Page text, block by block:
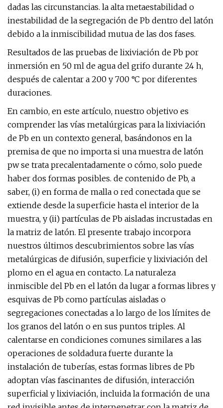
dadas las circunstancias. la alta metaestabilidad o
inestabilidad de la segregación de Pb dentro del latón
debido a la inmiscibilidad mutua de las dos fases.
Resultados de las pruebas de lixiviación de Pb por
inmersión en 50 ml de agua del grifo durante 24 h,
después de calentar a 200 y 700 °C por diferentes
duraciones.
En cambio, en este artículo, nuestro objetivo es
comprender las vías metalúrgicas para la lixiviación
de Pb en un contexto general, basándonos en la
premisa de que no importa si una muestra de latón
pw se trata precalentadamente o cómo, solo puede
haber dos formas posibles. de contenido de Pb, a
saber, (i) en forma de malla o red conectada que se
extiende desde la superficie hasta el interior de la
muestra, y (ii) partículas de Pb aisladas incrustadas en
la matriz de latón. El presente trabajo incorpora
nuestros últimos descubrimientos sobre las vías
metalúrgicas de difusión, superficie y lixiviación del
plomo en el agua en contacto. La naturaleza
inmiscible del Pb en el latón da lugar a formas libres y
esquivas de Pb como partículas aisladas o
segregaciones conectadas a lo largo de los límites de
los granos del latón o en sus puntos triples. Al
calentarse en condiciones comunes similares a las
operaciones de soldadura fuerte durante la
instalación de tuberías, estas formas libres de Pb
adoptan vías fascinantes de difusión, interacción
superficial y lixiviación, incluida la formación de una